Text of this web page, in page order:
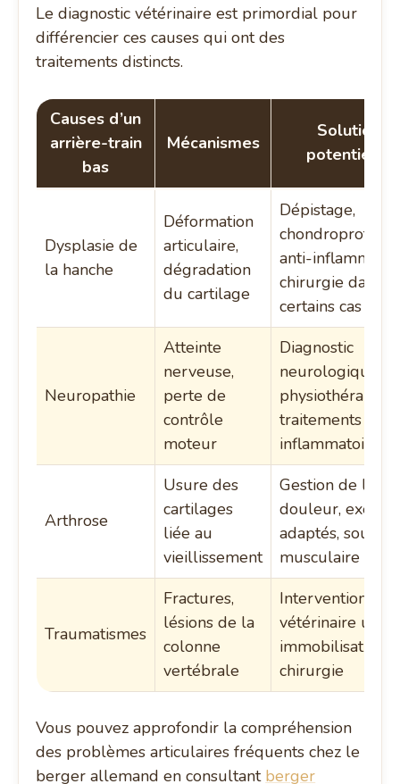
Le diagnostic vétérinaire est primordial pour
différencier ces causes qui ont des
traitements distincts.
Causes d’un
arrière-train
bas
Mécanismes
Solutions
potentielles
Dysplasie de
la hanche
Déformation
articulaire,
dégradation
du cartilage
Dépistage,
anti-
chirurgie dans
certains cas
Neuropathie
Atteinte
nerveuse,
perte de
contrôle
moteur
Diagnostic
neurologique,
physiothérapie,
traitements anti-
inflammatoires
Arthrose
Usure des
cartilages
liée au
vieillissement
Gestion de la
douleur,
adaptés, soutien
musculaire
Traumatismes
Fractures,
lésions de la
colonne
vertébrale
Intervention
vétérinaire
immobilisation,
chirurgie
Vous pouvez approfondir la compréhension
des problèmes articulaires fréquents chez le
berger allemand en consultant berger